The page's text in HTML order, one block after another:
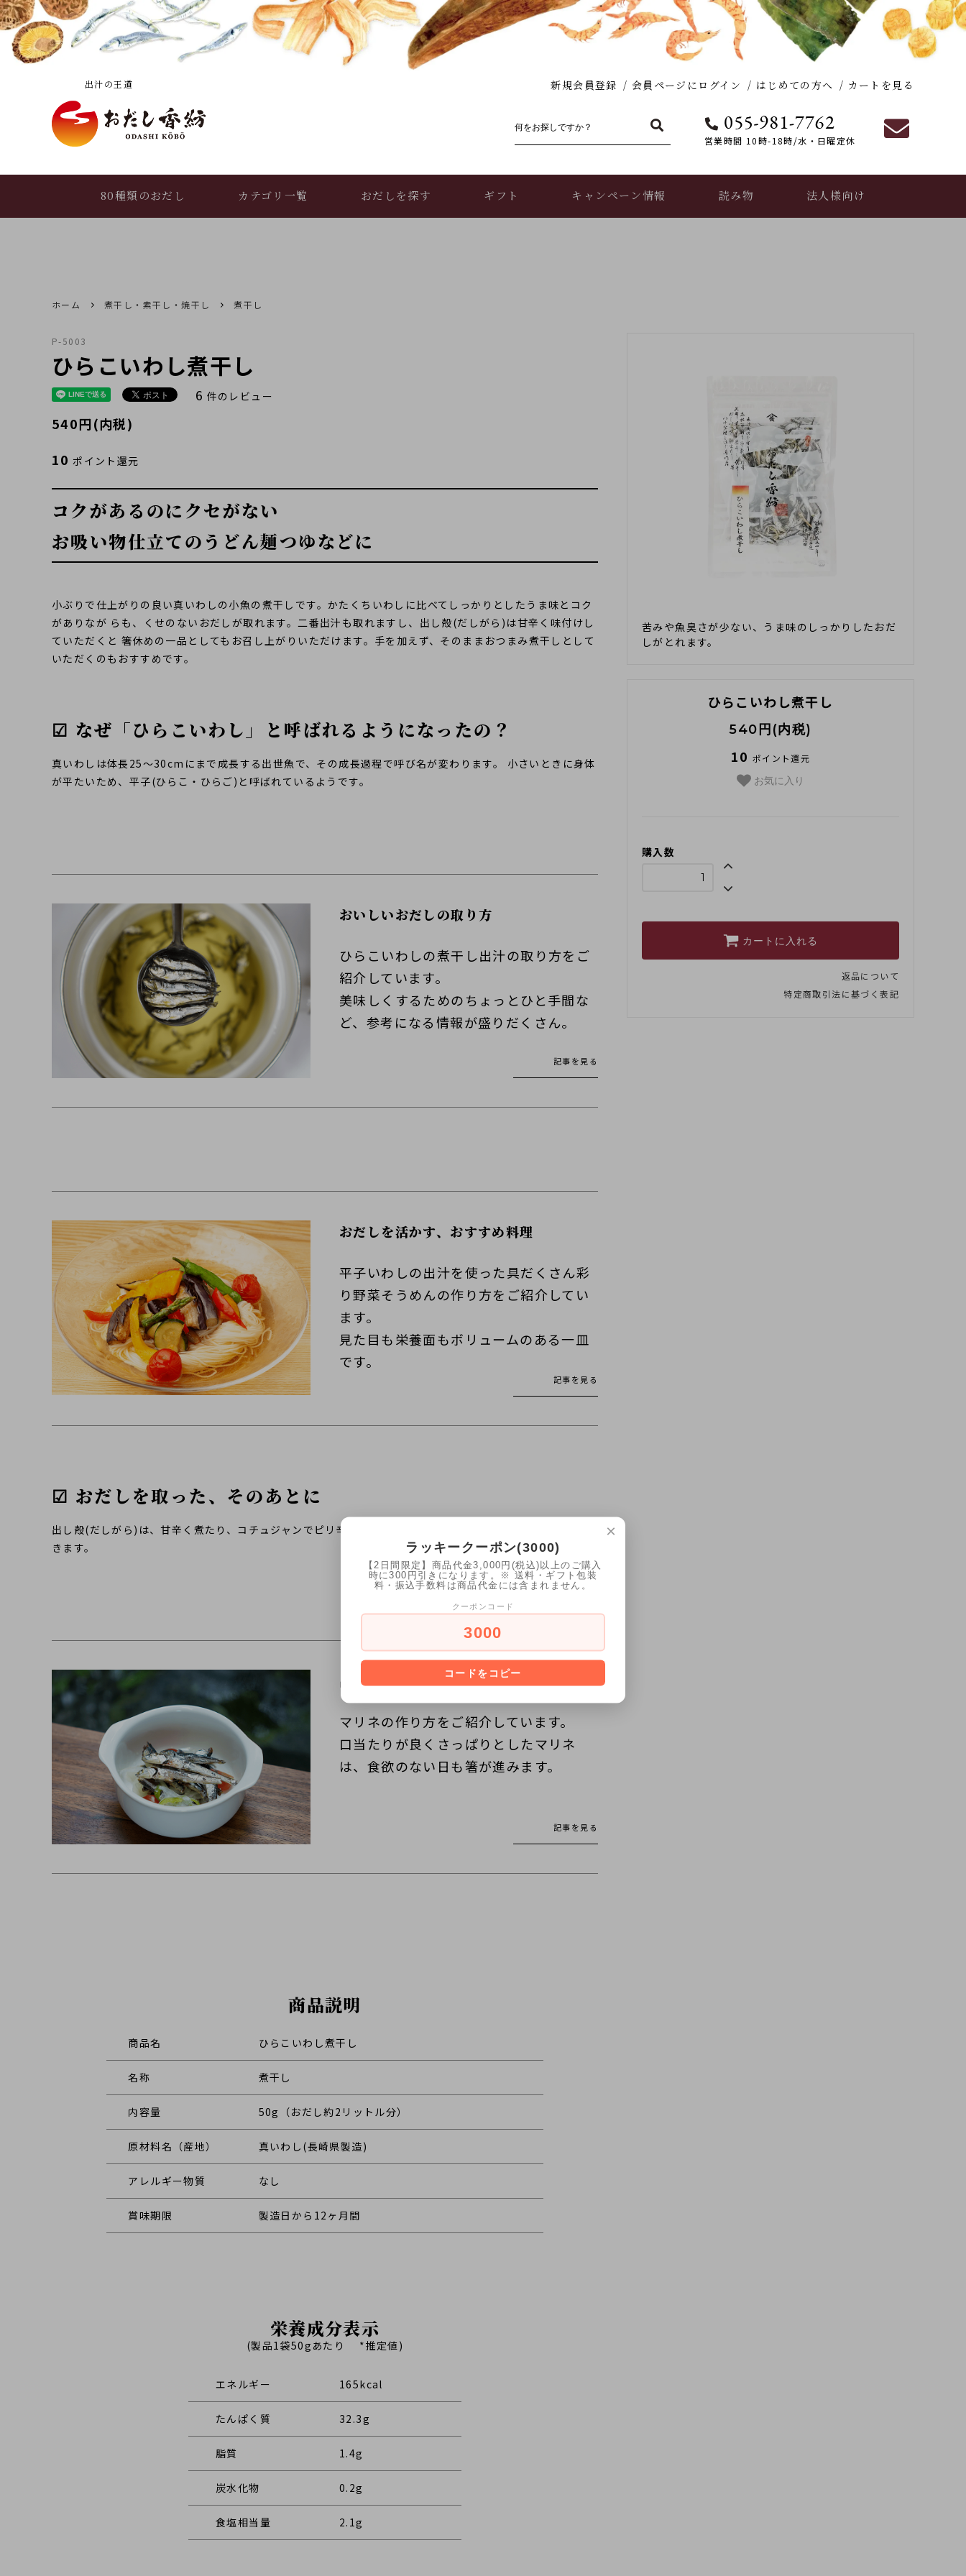
――― 出汁の王道 ――― 新規会員登録 会員ページにログイン はじめての方へ カートを見る
営業時間 10時-18時/水・日曜定休
80種類のおだし カテゴリ一覧
ふりかけ・
おだしを探す
減塩食向きおだし
ギフト キャンペーン情報 読み物 法人様向け
ホーム 煮干し・素干し・焼干し 煮干し
苦みや魚臭さが少ない、うま味のしっかりしたおだ
しがとれます。
ひらこいわし煮干し
540円(内税)
10 ポイント還元
お気に入り
購入数
カートに入れる
返品について
特定商取引法に基づく表記
P-5003
ひらこいわし煮干し
6 件のレビュー
540円(内税)
10 ポイント還元
コクがあるのにクセがない
お吸い物仕立てのうどん麺つゆなどに
小ぶりで仕上がりの良い真いわしの小魚の煮干しです。かたくちいわしに比べてしっかりとしたうま味とコク
がありなが らも、くせのないおだしが取れます。二番出汁も取れますし、出し殻(だしがら)は甘辛く味付けし
ていただくと 箸休めの一品としてもお召し上がりいただけます。手を加えず、そのままおつまみ煮干しとして
いただくのもおすすめです。
☑ なぜ「ひらこいわし」と呼ばれるようになったの？
真いわしは体長25～30cmにまで成長する出世魚で、その成長過程で呼び名が変わります。 小さいときに身体
が平たいため、平子(ひらこ・ひらご)と呼ばれているようです。
おいしいおだしの取り方
ひらこいわしの煮干し出汁の取り方をご
紹介しています。
美味しくするためのちょっとひと手間な
ど、参考になる情報が盛りだくさん。
記事を見る
おだしを活かす、おすすめ料理
平子いわしの出汁を使った具だくさん彩
り野菜そうめんの作り方をご紹介してい
ます。
見た目も栄養面もボリュームのある一皿
です。
記事を見る
☑ おだしを取った、そのあとに
出し殻(だしがら)は、甘辛く煮たり、コチュジャンでピリ辛炒めにしたり、酢漬けにしたりといろいろ活用で
きます。
出し殻でつくる、おすすめ料理
マリネの作り方をご紹介しています。
口当たりが良くさっぱりとしたマリネ
は、食欲のない日も箸が進みます。
記事を見る
商品説明
商品名 ひらこいわし煮干し
名称 煮干し
内容量 50g（おだし約2リットル分）
原材料名（産地） 真いわし(長崎県製造)
アレルギー物質 なし
賞味期限 製造日から12ヶ月間
栄養成分表示
(製品1袋50gあたり *推定値)
エネルギー 165kcal
たんぱく質 32.3g
脂質 1.4g
炭水化物 0.2g
食塩相当量 2.1g
×
ラッキークーポン(3000)
【2日間限定】商品代金3,000円(税込)以上のご購入
時に300円引きになります。※ 送料・ギフト包装
料・振込手数料は商品代金には含まれません。
クーポンコード
3000
コードをコピー